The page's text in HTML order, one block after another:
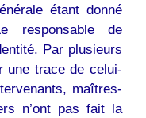
étant donné
responsable de
Par plusieurs
une trace de celui-
maîtres-
n’ont pas fait la